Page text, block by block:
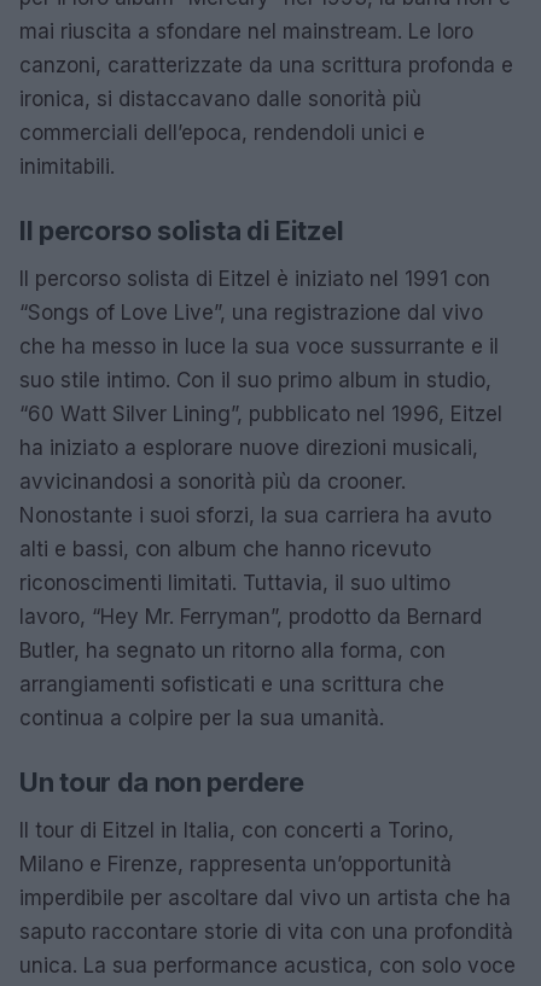
mai riuscita a sfondare nel mainstream. Le loro
canzoni, caratterizzate da una scrittura profonda e
ironica, si distaccavano dalle sonorità più
commerciali dell’epoca, rendendoli unici e
inimitabili.
Il percorso solista di Eitzel
Il percorso solista di Eitzel è iniziato nel 1991 con
“Songs of Love Live”, una registrazione dal vivo
che ha messo in luce la sua voce sussurrante e il
suo stile intimo. Con il suo primo album in studio,
“60 Watt Silver Lining”, pubblicato nel 1996, Eitzel
ha iniziato a esplorare nuove direzioni musicali,
avvicinandosi a sonorità più da crooner.
Nonostante i suoi sforzi, la sua carriera ha avuto
alti e bassi, con album che hanno ricevuto
riconoscimenti limitati. Tuttavia, il suo ultimo
lavoro, “Hey Mr. Ferryman”, prodotto da Bernard
Butler, ha segnato un ritorno alla forma, con
arrangiamenti sofisticati e una scrittura che
continua a colpire per la sua umanità.
Un tour da non perdere
Il tour di Eitzel in Italia, con concerti a Torino,
Milano e Firenze, rappresenta un’opportunità
imperdibile per ascoltare dal vivo un artista che ha
saputo raccontare storie di vita con una profondità
unica. La sua performance acustica, con solo voce